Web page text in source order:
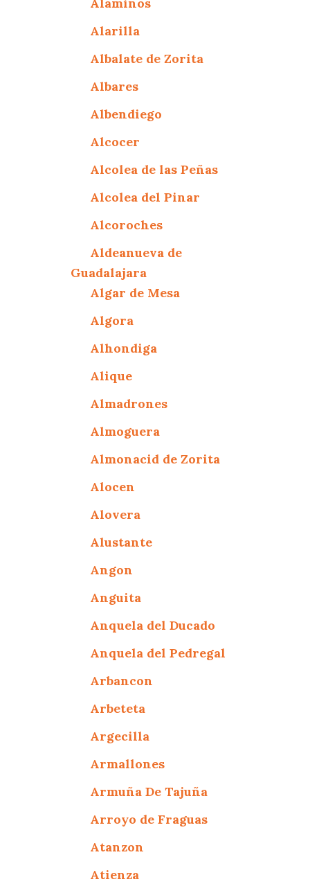
Alarilla
Albalate de Zorita
Albares
Albendiego
Alcocer
Alcolea de las Peñas
Alcolea del Pinar
Alcoroches
Aldeanueva de
Guadalajara
Algar de Mesa
Algora
Alhondiga
Alique
Almadrones
Almoguera
Almonacid de Zorita
Alocen
Alovera
Alustante
Angon
Anguita
Anquela del Ducado
Anquela del Pedregal
Arbancon
Arbeteta
Argecilla
Armallones
Armuña De Tajuña
Arroyo de Fraguas
Atanzon
Atienza